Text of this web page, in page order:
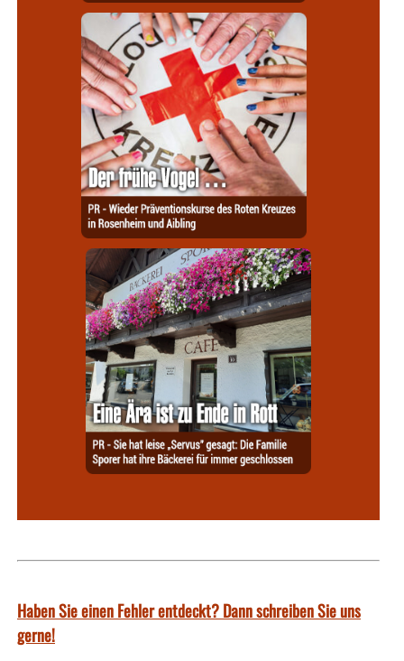
Haben Sie einen Fehler entdeckt? Dann schreiben Sie uns
gerne!